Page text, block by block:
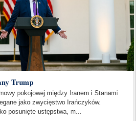
Trump
pokojowej między Iranem i Stanami
jako zwycięstwo Irańczyków.
posunięte ustępstwa, m...